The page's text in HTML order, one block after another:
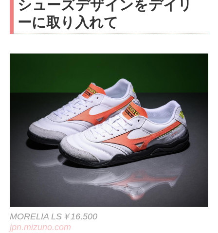
シューズデザインをデイリ
ーに取り入れて
MORELIA LS￥16,500
jpn.mizuno.com